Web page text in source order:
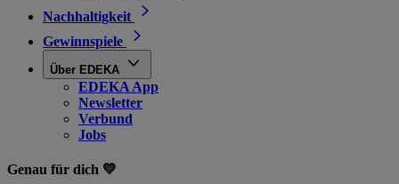
Nachhaltigkeit
Gewinnspiele
Über EDEKA
EDEKA App
Newsletter
Verbund
Jobs
Genau für dich 💛